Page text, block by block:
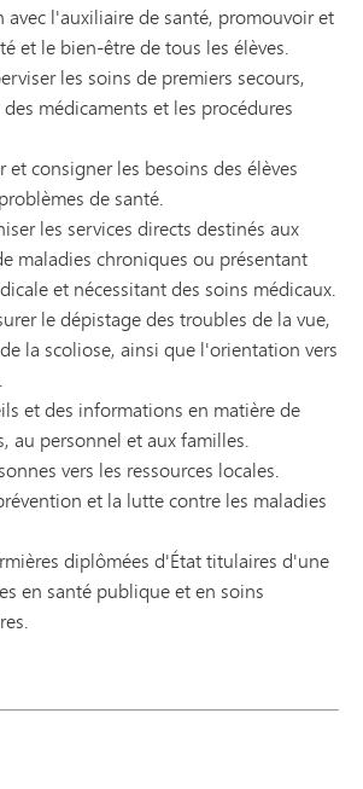
avec l'auxiliaire de santé, promouvoir et
et le bien-être de tous les élèves.
les soins de premiers secours,
médicaments et les procédures
et consigner les besoins des élèves
de santé.
les services directs destinés aux
maladies chroniques ou présentant
et nécessitant des soins médicaux.
le dépistage des troubles de la vue,
la scoliose, ainsi que l'orientation vers
et des informations en matière de
au personnel et aux familles.
vers les ressources locales.
et la lutte contre les maladies
diplômées d'État titulaires d'une
en santé publique et en soins